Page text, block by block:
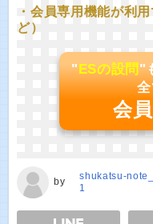
・会員専用機能が利
ど）
"ESの設問"
会
by
shukatsu-
1
TWEET